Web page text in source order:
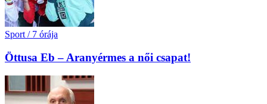
Sport / 7 órája
Öttusa Eb – Aranyérmes a női csapat!